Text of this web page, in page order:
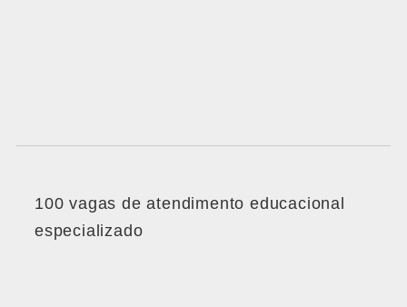
100 vagas de atendimento educacional
especializado